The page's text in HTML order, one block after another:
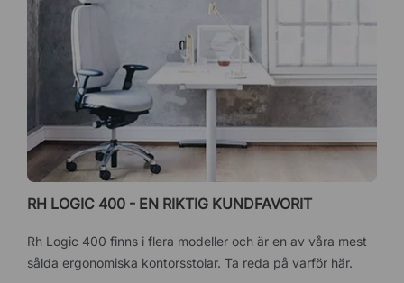
RH LOGIC 400 - EN RIKTIG KUNDFAVORIT
Rh Logic 400 finns i flera modeller och är en av våra mest
sålda ergonomiska kontorsstolar. Ta reda på varför här.